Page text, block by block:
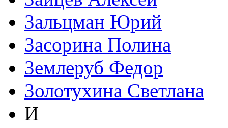
Зальцман Юрий
Засорина Полина
Землеруб Федор
Золотухина Светлана
И